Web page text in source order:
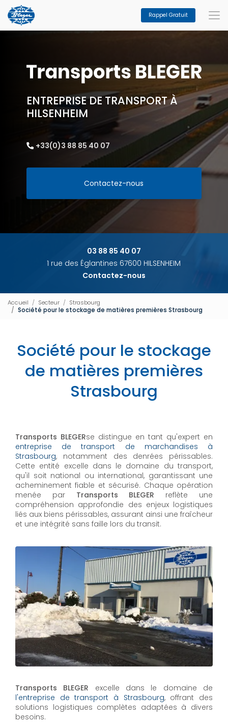
Aller
au
contenu
principal
Rappel Gratuit
ENTREPRISE DE TRANSPORT À
HILSENHEIM
+33(0)3 88 85 40 07
Contactez-nous
03 88 85 40 07
1 rue des Églantines 67600 HILSENHEIM
Contactez-nous
Accueil Secteur
Strasbourg
Société pour le stockage de matières premières Strasbourg
Société pour le stockage
de matières premières
Strasbourg
Transports BLEGERse distingue en tant qu'expert en
entreprise de transport de marchandises à
Strasbourg, notamment des denrées périssables.
Cette entité excelle dans le domaine du transport,
qu'il soit national ou international, garantissant une
acheminement fiable et sécurisé. Chaque opération
menée par Transports BLEGER reflète une
compréhension approfondie des enjeux logistiques
liés aux biens périssables, assurant ainsi une fraîcheur
et une intégrité sans faille lors du transit.
Transports BLEGER excelle dans le domaine de
l'entreprise de transport à Strasbourg, offrant des
solutions logistiques complètes adaptées à divers
besoins.